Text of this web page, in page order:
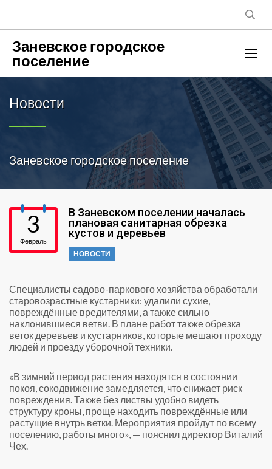
Заневское городское
поселение
Новости
Заневское городское поселение
3
Февраль
В Заневском поселении началась
плановая санитарная обрезка
кустов и деревьев
НОВОСТИ
Специалисты садово-паркового хозяйства обработали
старовозрастные кустарники: удалили сухие,
повреждённые вредителями, а также сильно
наклонившиеся ветви. В плане работ также обрезка
веток деревьев и кустарников, которые мешают проходу
людей и проезду уборочной техники.
«В зимний период растения находятся в состоянии
покоя, сокодвижение замедляется, что снижает риск
повреждения. Также без листвы удобно видеть
структуру кроны, проще находить повреждённые или
растущие внутрь ветки. Мероприятия пройдут по всему
поселению, работы много», — пояснил директор Виталий
Чех.